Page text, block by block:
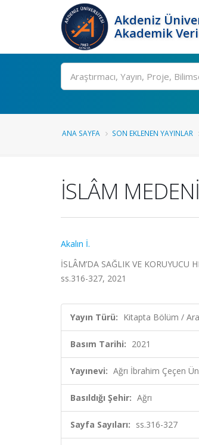
Akdeniz
Akademik
Ara
ANA SAYFA SON EKLENEN YAYINLAR
İSLÂM
Akalın İ.
İSLÂM’DA SAĞLIK VE KORUYUCU
ss.316-327, 2021
Yayın Türü: Kitapta Bölüm /
Basım Tarihi: 2021
Yayınevi: Ağrı İbrahim Çeçen
Basıldığı Şehir: Ağrı
Sayfa Sayıları: ss.316-327